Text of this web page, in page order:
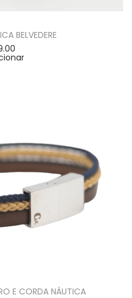
BELVEDERE
E CORDA NÁUTICA